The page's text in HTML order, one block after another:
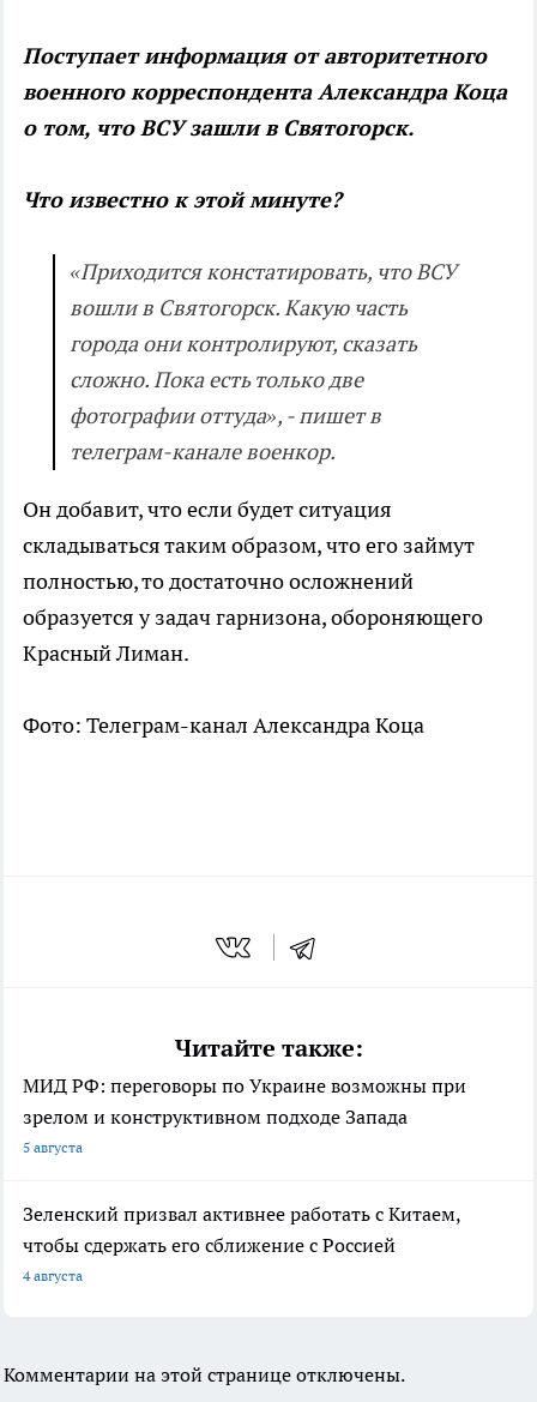
Поступает информация от авторитетного
военного корреспондента Александра Коца
о том, что ВСУ зашли в Святогорск.
Что известно к этой минуте?
«Приходится констатировать, что ВСУ
вошли в Святогорск. Какую часть
города они контролируют, сказать
сложно. Пока есть только две
фотографии оттуда», - пишет в
телеграм-канале военкор.
Он добавит, что если будет ситуация
складываться таким образом, что его займут
полностью, то достаточно осложнений
образуется у задач гарнизона, обороняющего
Красный Лиман.
Фото: Телеграм-канал Александра Коца
Читайте также:
МИД РФ: переговоры по Украине возможны при
зрелом и конструктивном подходе Запада
5 августа
Зеленский призвал активнее работать с Китаем,
чтобы сдержать его сближение с Россией
4 августа
Комментарии на этой странице отключены.